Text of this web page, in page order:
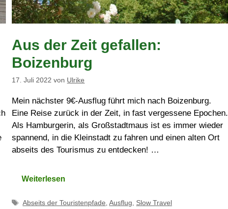
Aus der Zeit gefallen:
Boizenburg
17. Juli 2022 von Ulrike
Mein nächster 9€-Ausflug führt mich nach Boizenburg.
Eine Reise zurück in der Zeit, in fast vergessene Epochen.
Als Hamburgerin, als Großstadtmaus ist es immer wieder
spannend, in die Kleinstadt zu fahren und einen alten Ort
abseits des Tourismus zu entdecken! …
Weiterlesen
Schlagwörter
Abseits der Touristenpfade ,Ausflug Slow Travel